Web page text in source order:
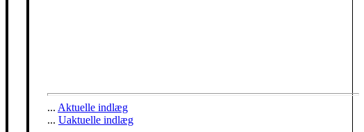
... Aktuelle indlæg
... Uaktuelle indlæg